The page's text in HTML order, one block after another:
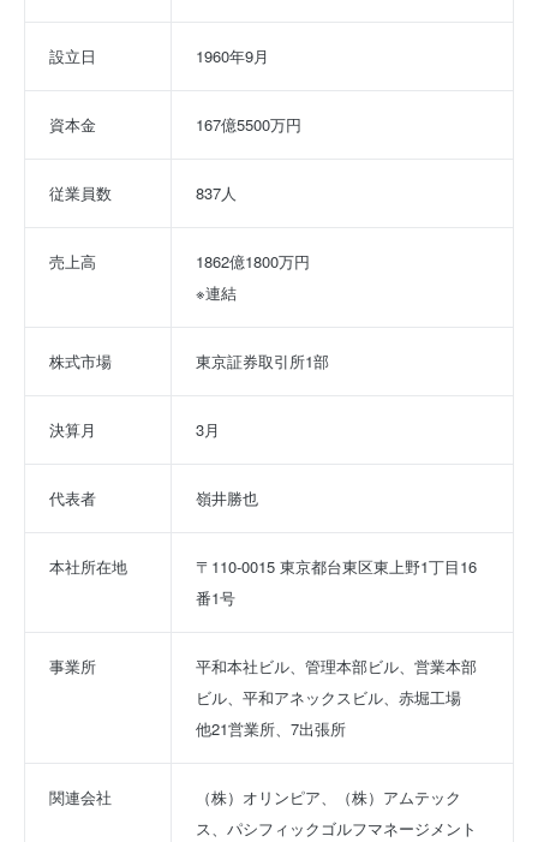
設立日 1960年9月
資本金 167億5500万円
従業員数 837人
売上高
1862億1800万円
※連結
株式市場 東京証券取引所1部
決算月 3月
代表者 嶺井勝也
本社所在地
〒110-0015 東京都台東区東上野1丁目16
番1号
事業所
平和本社ビル、管理本部ビル、営業本部
ビル、平和アネックスビル、赤堀工場
他21営業所、7出張所
関連会社
（株）オリンピア、（株）アムテック
ス、パシフィックゴルフマネージメント